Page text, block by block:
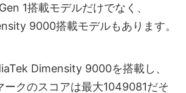
1搭載モデルだけでなく、
9000搭載モデルもあります。
Dimensity 9000を搭載し、
ークのスコアは最大1049081だそ